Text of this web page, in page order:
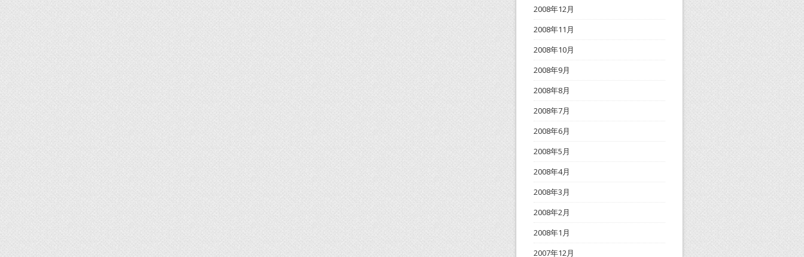
2008年12月
2008年11月
2008年10月
2008年9月
2008年8月
2008年7月
2008年6月
2008年5月
2008年4月
2008年3月
2008年2月
2008年1月
2007年12月